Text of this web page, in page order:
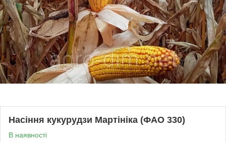
Насіння кукурудзи Мартініка (ФАО 330)
В наявності